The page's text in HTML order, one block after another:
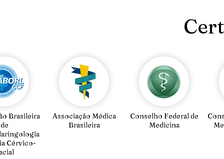
Brasileira
de
Cérvico-
Associação Médica
Brasileira
Conselho Federal de
Medicina